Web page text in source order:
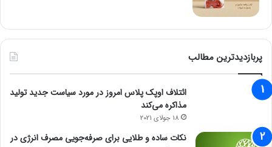
پربازدیدترین مطالب
ائتلاف اوپک پلاس امروز در مورد سیاست جدید تولید
مذاکره می‌کند
18 جولای 2021
نکات ساده و طلایی برای صرفه‌جویی مصرف انرژی در